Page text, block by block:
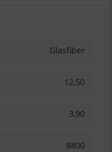
Glasfiber
12,50
3,90
8800